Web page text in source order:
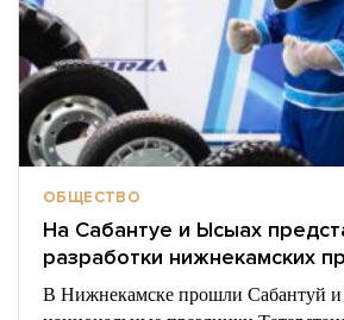
ОБЩЕСТВО
На Сабантуе и Ысыах
разработки нижнекамских
В Нижнекамске прошли Сабантуй